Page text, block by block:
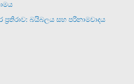
බයිබලය සහ පරිනාමවාදය